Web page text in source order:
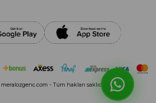
- Tüm hakları saklıdır.